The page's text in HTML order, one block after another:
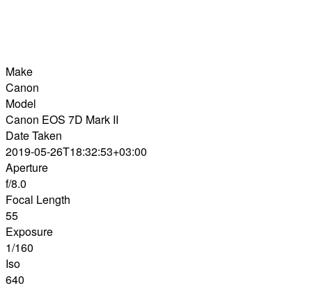
Make
Canon
Model
Canon EOS 7D Mark II
Date Taken
2019-05-26T18:32:53+03:00
Aperture
f/8.0
Focal Length
55
Exposure
1/160
Iso
640